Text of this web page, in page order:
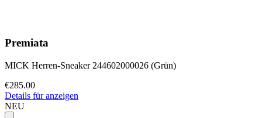
Premiata
MICK Herren-Sneaker 244602000026 (Grün)
€285.00
Details für anzeigen
NEU